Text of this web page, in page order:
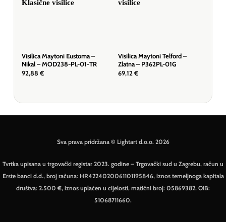
Visilica Maytoni Eustoma –
Nikal – MOD238-PL-01-TR
92,88 €
Visilica Maytoni Telford –
Zlatna – P362PL-01G
69,12 €
Sva prava pridržana © Lightart d.o.o. 2026
Tvrtka upisana u trgovački registar 2023. godine – Trgovački sud u Zagrebu, račun u
Erste banci d.d., broj računa: HR4224020061101195846, iznos temeljnoga kapitala
društva: 2.500 €, iznos uplaćen u cijelosti, matični broj: 05869382, OIB:
51068711660.